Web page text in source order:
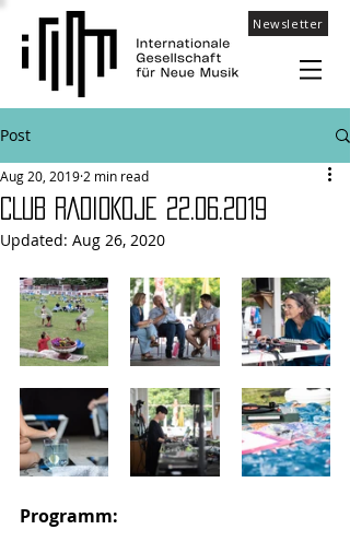
Newsletter
Post
CLUB RADIOKOJE 22.06.2019
Aug 20, 2019 2 min read
Updated: Aug 26, 2020
Programm: